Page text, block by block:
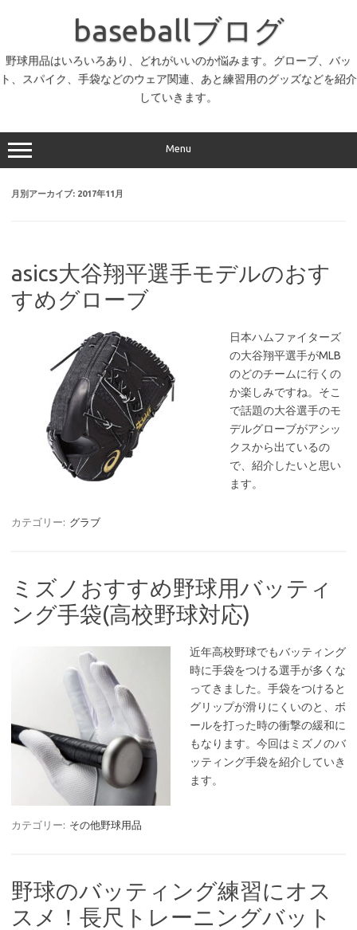
へ
キ
baseballブログ
野球用品はいろいろあり、どれがいいのか悩みます。グローブ、バッ
ト、スパイク、手袋などのウェア関連、あと練習用のグッズなどを紹介
していきます。
Menu
月別アーカイブ: 2017年11月
asics大谷翔平選手モデルのおす
すめグローブ
日本ハムファイターズ
の大谷翔平選手がMLB
のどのチームに行くの
か楽しみですね。そこ
で話題の大谷選手のモ
デルグローブがアシッ
クスから出ているの
で、紹介したいと思い
ます。
カテゴリー: グラブ
ミズノおすすめ野球用バッティ
ング手袋(高校野球対応)
近年高校野球でもバッティング
時に手袋をつける選手が多くな
ってきました。手袋をつけると
グリップが滑りにくいのと、ボ
ールを打った時の衝撃の緩和に
もなります。今回はミズノのバ
ッティング手袋を紹介していき
ます。
カテゴリー: その他野球用品
野球のバッティング練習にオス
スメ！長尺トレーニングバット